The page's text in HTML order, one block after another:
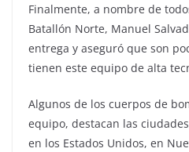
Finalmente, a nombre de
Batallón Norte, Manuel
entrega y aseguró que son
tienen este equipo de alta
Algunos de los cuerpos de
equipo, destacan las
en los Estados Unidos, en